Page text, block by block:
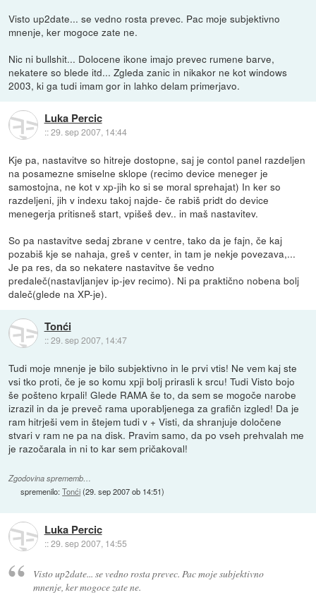
Visto up2date... se vedno rosta prevec. Pac moje subjektivno
mnenje, ker mogoce zate ne.
Nic ni bullshit... Dolocene ikone imajo prevec rumene barve,
nekatere so blede itd... Zgleda zanic in nikakor ne kot windows
2003, ki ga tudi imam gor in lahko delam primerjavo.
Luka Percic
::29. sep 2007, 14:44
Kje pa, nastavitve so hitreje dostopne, saj je contol panel razdeljen
na posamezne smiselne sklope (recimo device meneger je
samostojna, ne kot v xp-jih ko si se moral sprehajat) In ker so
razdeljeni, jih v indexu takoj najde- če rabiš pridt do device
menegerja pritisneš start, vpišeš dev.. in maš nastavitev.
So pa nastavitve sedaj zbrane v centre, tako da je fajn, če kaj
pozabiš kje se nahaja, greš v center, in tam je nekje povezava,...
Je pa res, da so nekatere nastavitve še vedno
predaleč(nastavljanjev ip-jev recimo). Ni pa praktično nobena bolj
daleč(glede na XP-je).
Tonći
::29. sep 2007, 14:47
Tudi moje mnenje je bilo subjektivno in le prvi vtis! Ne vem kaj ste
vsi tko proti, če je so komu xpji bolj prirasli k srcu! Tudi Visto bojo
še pošteno krpali! Glede RAMA še to, da sem se mogoče narobe
izrazil in da je preveč rama uporabljenega za grafičn izgled! Da je
ram hitrješi vem in štejem tudi v + Visti, da shranjuje določene
stvari v ram ne pa na disk. Pravim samo, da po vseh prehvalah me
je razočarala in ni to kar sem pričakoval!
Zgodovina sprememb…
spremenilo:Tonći(29. sep 2007 ob 14:51)
Luka Percic
::29. sep 2007, 14:55
Visto up2date... se vedno rosta prevec. Pac moje subjektivno
mnenje, ker mogoce zate ne.